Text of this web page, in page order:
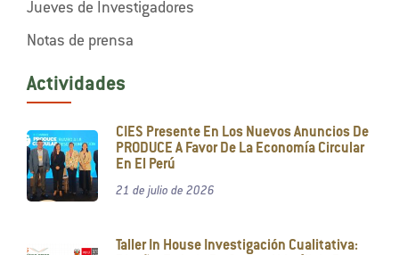
Jueves de Investigadores
Notas de prensa
Actividades
CIES Presente En Los Nuevos Anuncios De
PRODUCE A Favor De La Economía Circular
En El Perú
21 de julio de 2026
Taller In House Investigación Cualitativa: